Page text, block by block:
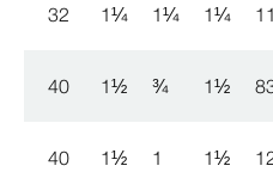
32 1¼ 1¼ 1¼
40 1½ ¾ 1½
40 1½ 1 1½